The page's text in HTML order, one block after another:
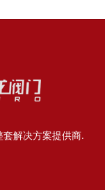
解决方案提供商.